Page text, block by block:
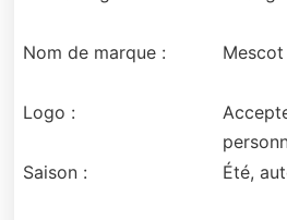
Nom de marque :
Logo :
Saison :
Été,